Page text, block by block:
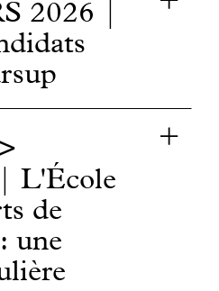
2026 |
L'École
de
une